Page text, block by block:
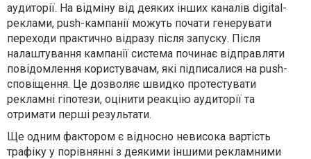
аудиторії. На відміну від деяких інших каналів digital-
реклами, push-кампанії можуть почати генерувати
переходи практично відразу після запуску. Після
налаштування кампанії система починає відправляти
повідомлення користувачам, які підписалися на push-
сповіщення. Це дозволяє швидко протестувати
рекламні гіпотези, оцінити реакцію аудиторії та
отримати перші результати.
Ще одним фактором є відносно невисока вартість
трафіку у порівнянні з деякими іншими рекламними